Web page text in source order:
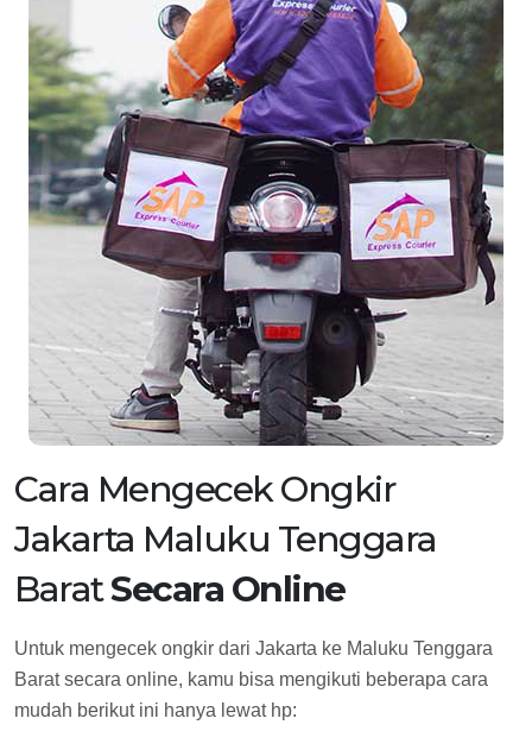
Cara Mengecek Ongkir
Jakarta Maluku Tenggara
BaratSecara Online
Untuk mengecek ongkir dari Jakarta ke Maluku Tenggara
Barat secara online, kamu bisa mengikuti beberapa cara
mudah berikut ini hanya lewat hp: